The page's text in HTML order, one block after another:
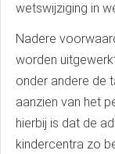
wetswijziging in
Nadere
worden
onder andere de
aanzien van het
hierbij is dat de
kindercentra zo